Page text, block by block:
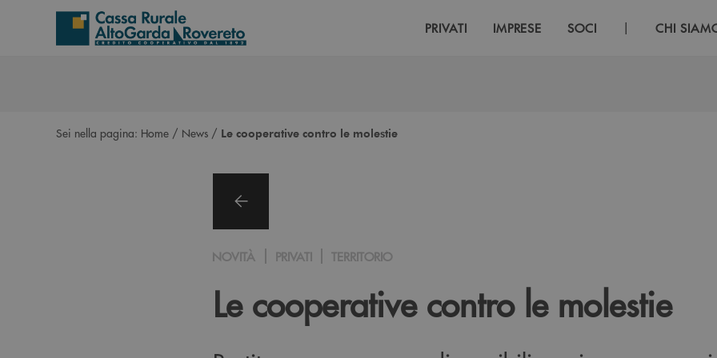
Salta al contenuto principale
PRIVATI IMPRESE SOCI | CHI
Sei nella pagina: Home / News / Le cooperative contro le molestie
NOVITÀ PRIVATI TERRITORIO
Le cooperative contro le molestie